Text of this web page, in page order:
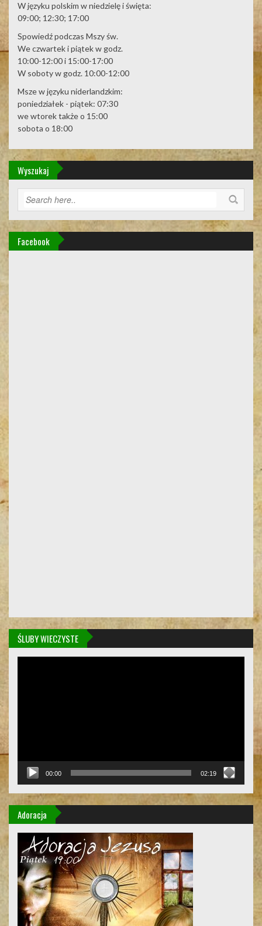
W języku polskim w niedzielę i święta:
09:00; 12:30; 17:00
Spowiedź podczas Mszy św.
We czwartek i piątek w godz.
10:00-12:00 i 15:00-17:00
W soboty w godz. 10:00-12:00
Msze w języku niderlandzkim:
poniedziałek - piątek: 07:30
we wtorek także o 15:00
sobota o 18:00
Wyszukaj
Facebook
ŚLUBY WIECZYSTE
00:00 02:19
Adoracja